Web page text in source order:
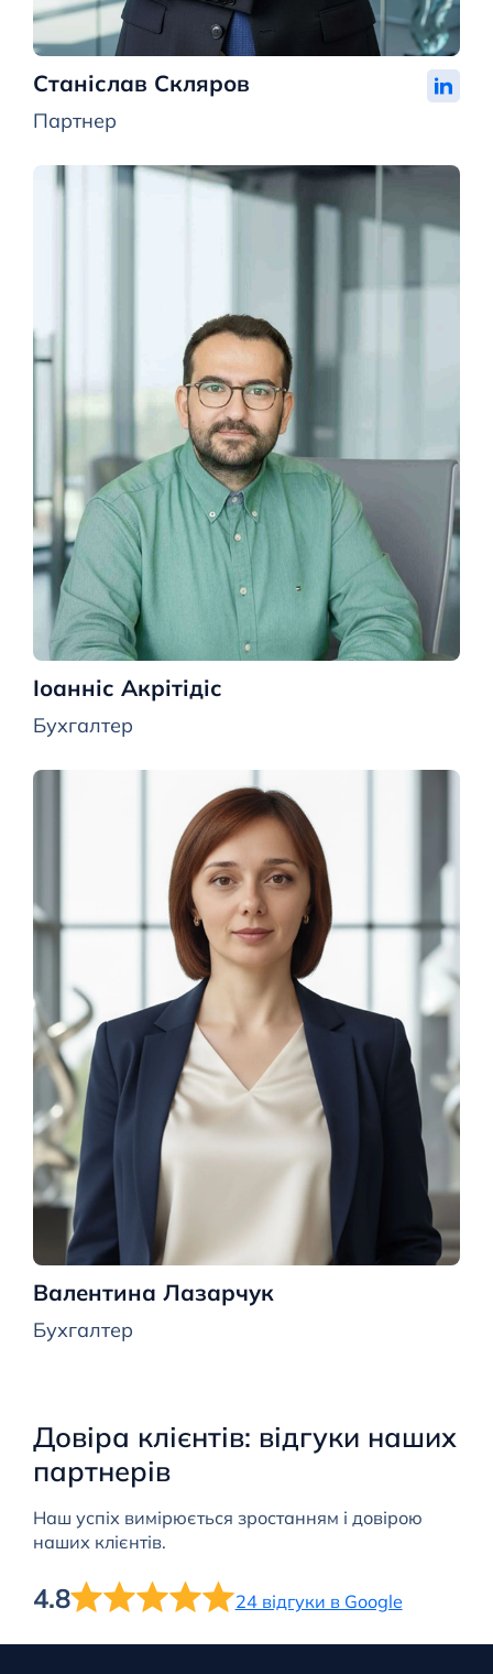
Станіслав Скляров
Партнер
Іоанніс Акрітідіс
Бухгалтер
Валентина Лазарчук
Бухгалтер
Довіра клієнтів: відгуки наших
партнерів
Наш успіх вимірюється зростанням і довірою
наших клієнтів.
4.8 24 відгуки в Google